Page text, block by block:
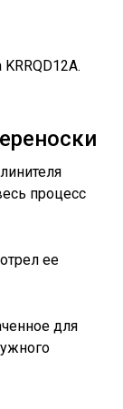
процесс
ее
для